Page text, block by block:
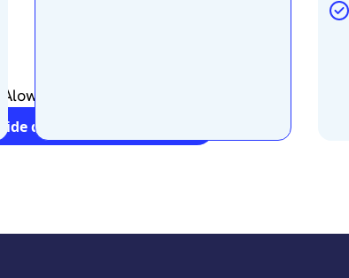
Cloud met à votre disposition ?
des prix et documents